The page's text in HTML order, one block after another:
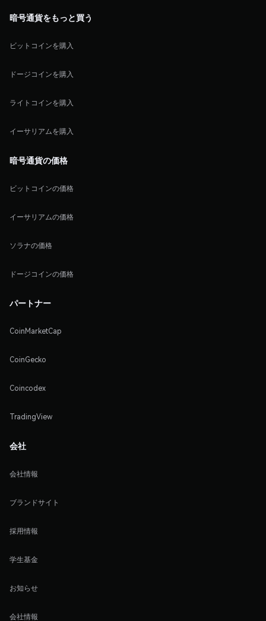
暗号通貨をもっと買う
ビットコインを購入
ドージコインを購入
ライトコインを購入
イーサリアムを購入
暗号通貨の価格
ビットコインの価格
イーサリアムの価格
ソラナの価格
ドージコインの価格
パートナー
CoinMarketCap
CoinGecko
Coincodex
TradingView
会社
会社情報
ブランドサイト
採用情報
学生基金
お知らせ
会社情報